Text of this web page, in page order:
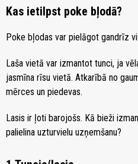
Kas ietilpst poke bļodā?
Poke bļodas var pielāgot gandrīz
Laša vietā var izmantot tunci, ja
jasmīna rīsu vietā. Atkarībā no
mērces un piedevas.
Lasis ir ļoti barojošs. Kā bieži
palielina uzturvielu uzņemšanu?